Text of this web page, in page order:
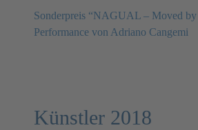
Sonderpreis “NAGUAL – Moved by
Performance von Adriano Cangemi
Künstler 2018